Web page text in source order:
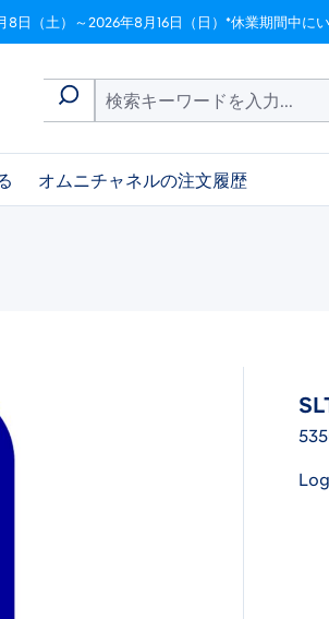
日（土）～2026年8月16日（日）*休業期間中に
オムニチャネルの注文履歴